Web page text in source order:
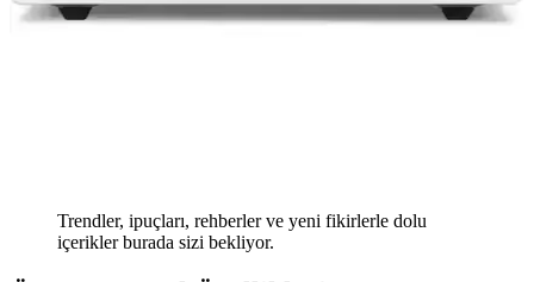
Trendler, ipuçları, rehberler ve yeni fikirlerle dolu
içerikler burada sizi bekliyor.